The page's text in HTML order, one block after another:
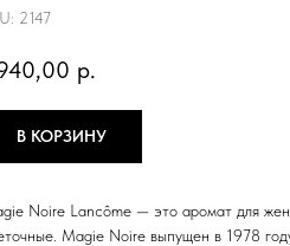
2147
р.
В КОРЗИНУ
Noire Lancôme — это аромат для
Magie Noire выпущен в 1978